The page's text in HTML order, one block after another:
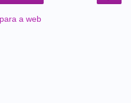
a web